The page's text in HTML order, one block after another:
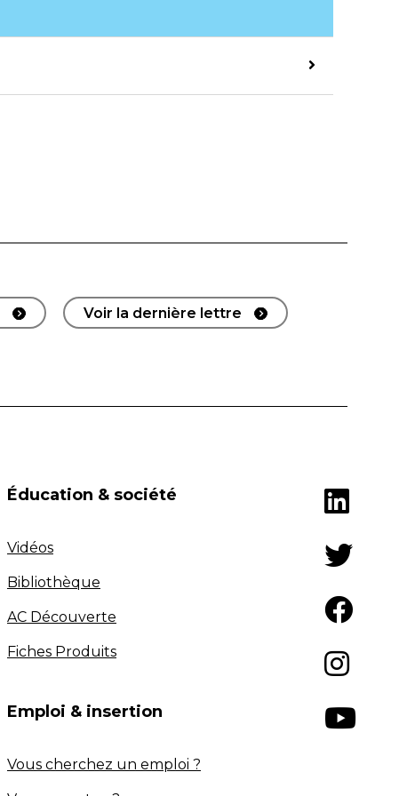
Voir la dernière lettre
Éducation & société
Vidéos
Bibliothèque
AC Découverte
Fiches Produits
Emploi & insertion
Vous cherchez un emploi ?